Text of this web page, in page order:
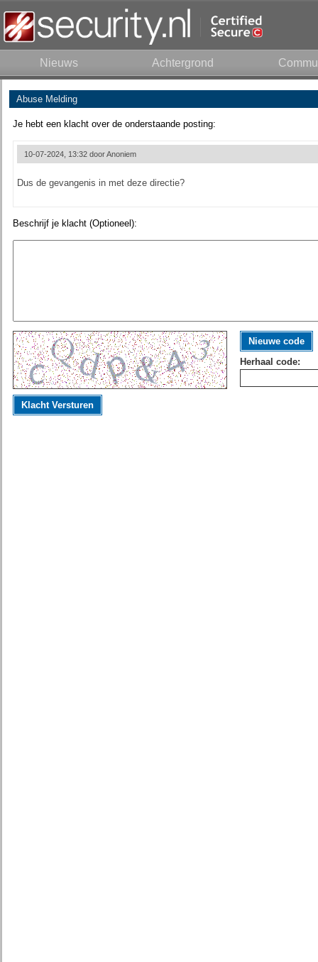
Nieuws Achtergrond
Abuse Melding
Je hebt een klacht over de onderstaande posting:
10-07-2024, 13:32 doorAnoniem
Dus de gevangenis in met deze directie?
Beschrijf je klacht (Optioneel):
Nieuwe code
Herhaal code:
Klacht Versturen